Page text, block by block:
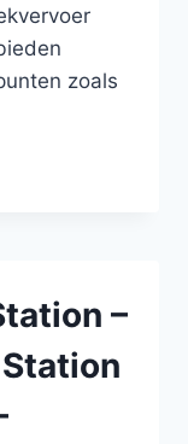
zoals
–